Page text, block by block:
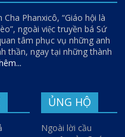
Phanxicô, “Giáo hội là
ngoài việc truyền bá Sứ
tâm phục vụ những anh
thần, ngay tại những thành
ỦNG HỘ
Ngoài lời cầu